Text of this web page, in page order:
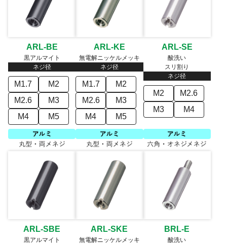
ARL-BE
黒アルマイト
ネジ径
M1.7
M2
M2.6
M3
M4
M5
ARL-KE
無電解ニッケルメッキ
ネジ径
M1.7
M2
M2.6
M3
M4
M5
ARL-SE
酸洗い
スリ割り
ネジ径
M2
M2.6
M3
M4
ARL-SBE
黒アルマイト
ARL-SKE
無電解ニッケルメッキ
BRL-E
酸洗い